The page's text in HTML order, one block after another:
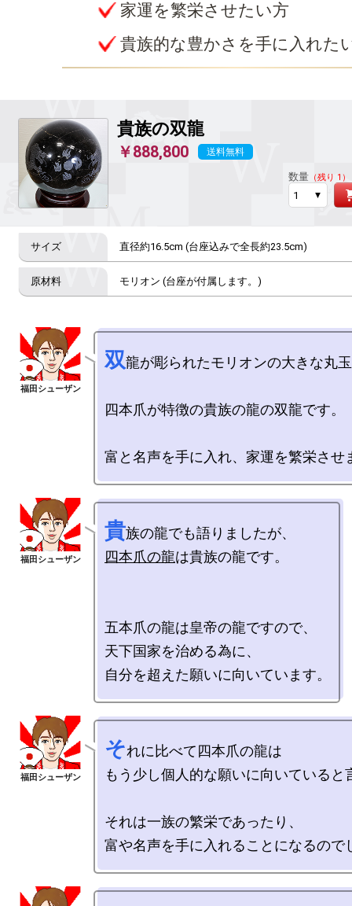
家運を繁栄させたい方
貴族的な豊かさを手に入れた
貴族の双龍
￥888,800 送料無料
数量（残り 1）
直径約16.5cm (台座込みで全長約23.5cm)
モリオン (台座が付属します。)
双龍が彫られたモリオンの大きな丸
四本爪が特徴の貴族の龍の双龍です。
貴
四本爪の龍は貴族の龍です。
五本爪の龍は皇帝の龍ですので、
天下国家を治める為に、
それに比べて四本爪の龍は
もう少し個人的な願いに向いていると
それは一族の繁栄であったり、